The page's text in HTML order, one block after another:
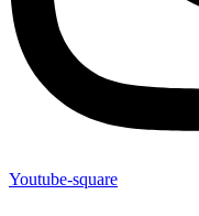
Youtube-square